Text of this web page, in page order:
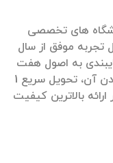
های تخصصی
کشور پس از بیش از 40 سال تجربه موفق از سال
پایبندی به اصول هفت
روز ضمانت بازگشت کالا، ضمانت اصل بودن آن، تحویل سریع 1
ارائه بالاترین کیفیت